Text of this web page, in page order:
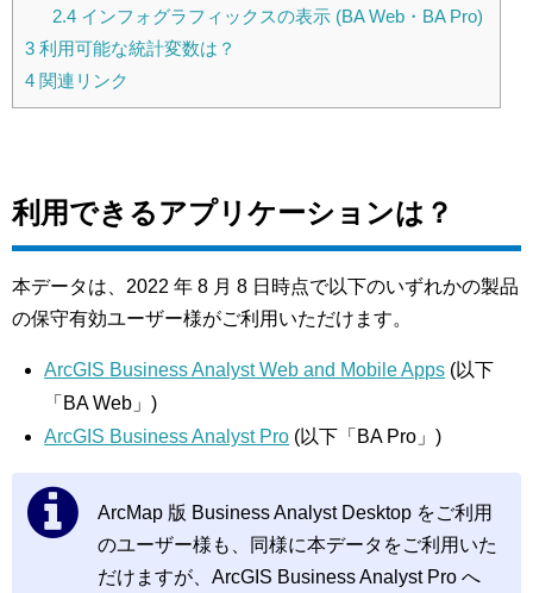
2.4インフォグラフィックスの表示 (BA Web・BA Pro)
3 利用可能な統計変数は？
4 関連リンク
利用できるアプリケーションは？
本データは、2022 年 8 月 8 日時点で以下のいずれかの製品
の保守有効ユーザー様がご利用いただけます。
ArcGIS Business Analyst Web and Mobile Apps (以下
「BA Web」)
ArcGIS Business Analyst Pro (以下「BA Pro」)
ArcMap 版 Business Analyst Desktop をご利用
のユーザー様も、同様に本データをご利用いた
だけますが、ArcGIS Business Analyst Pro へ